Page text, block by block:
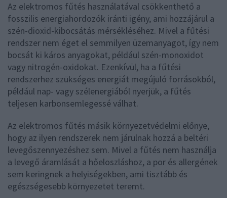
Az elektromos fűtés használatával csökkenthető a
fosszilis energiahordozók iránti igény, ami hozzájárul a
szén-dioxid-kibocsátás mérsékléséhez. Mivel a fűtési
rendszer nem éget el semmilyen üzemanyagot, így nem
bocsát ki káros anyagokat, például szén-monoxidot
vagy nitrogén-oxidokat. Ezenkívül, ha a fűtési
rendszerhez szükséges energiát megújuló forrásokból,
például nap- vagy szélenergiából nyerjük, a fűtés
teljesen karbonsemlegessé válhat.
Az elektromos fűtés másik környezetvédelmi előnye,
hogy az ilyen rendszerek nem járulnak hozzá a beltéri
levegőszennyezéshez sem. Mivel a fűtés nem használja
a levegő áramlását a hőeloszláshoz, a por és allergének
sem keringnek a helyiségekben, ami tisztább és
egészségesebb környezetet teremt.